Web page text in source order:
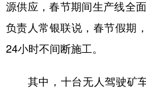
源供应，春节期间生产线全
负责人常银联说，春节假期
24小时不间断施工。
其中，十台无人驾驶矿车